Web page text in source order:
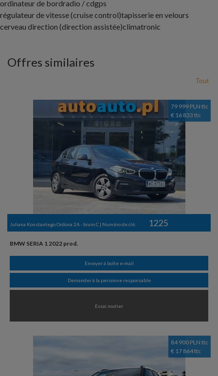
ordinateur de bordradio / cdgps
régulateur de vitesse (cruise control)tapisserie en velours
cerveau direction (direction assistée)climatronic
Offres similaires
Tout
79 999 PLN ttc
€ 16 833 ttc
Juliana Konstantego Ordona 2A - biuro C | Numéro de clé: 1225
BMW SERIA 1 2022 prod.
Envoyer à boîte e-mail
Demander à la personne responsable
Essai routier
84 900 PLN ttc
€ 17 864 ttc